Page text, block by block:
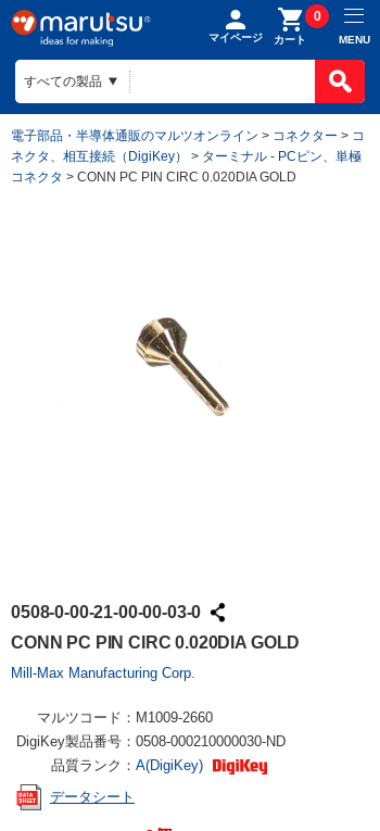
マイページ カート
0
MENU
電子部品・半導体通販のマルツオンライン > コネクター > コ
ネクタ、相互接続（DigiKey）
> ターミナル - PCピン、単極
コネクタ > CONN PC PIN CIRC 0.020DIA GOLD
0508-0-00-21-00-00-03-0
CONN PC PIN CIRC 0.020DIA GOLD
Mill-Max Manufacturing Corp.
マルツコード： M1009-2660
DigiKey製品番号： 0508-000210000030-ND
品質ランク： A(DigiKey)
データシート